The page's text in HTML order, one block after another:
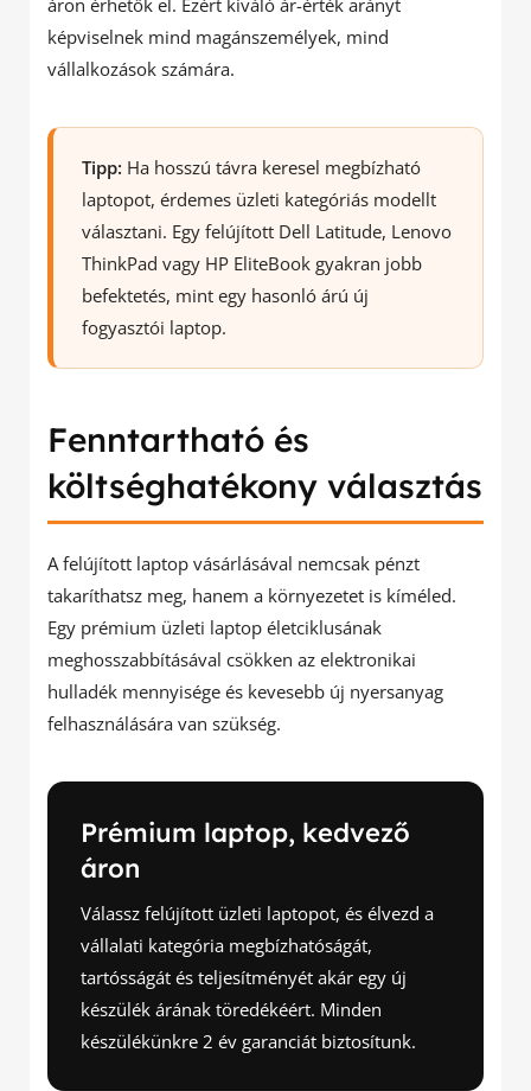
áron érhetők el. Ezért kiváló ár-érték arányt
képviselnek mind magánszemélyek, mind
vállalkozások számára.
Tipp: Ha hosszú távra keresel megbízható
laptopot, érdemes üzleti kategóriás modellt
választani. Egy felújított Dell Latitude, Lenovo
ThinkPad vagy HP EliteBook gyakran jobb
befektetés, mint egy hasonló árú új
fogyasztói laptop.
Fenntartható és
költséghatékony választás
A felújított laptop vásárlásával nemcsak pénzt
takaríthatsz meg, hanem a környezetet is kíméled.
Egy prémium üzleti laptop életciklusának
meghosszabbításával csökken az elektronikai
hulladék mennyisége és kevesebb új nyersanyag
felhasználására van szükség.
Prémium laptop, kedvező
áron
Válassz felújított üzleti laptopot, és élvezd a
vállalati kategória megbízhatóságát,
tartósságát és teljesítményét akár egy új
készülék árának töredékéért. Minden
készülékünkre 2 év garanciát biztosítunk.